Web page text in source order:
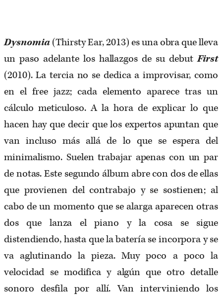
Dysnomia(Thirsty Ear, 2013) es una obra que lleva
un paso adelante los hallazgos de su debutFirst
(2010). La tercia no se dedica a improvisar, como
en el free jazz; cada elemento aparece tras un
cálculo meticuloso. A la hora de explicar lo que
hacen hay que decir que los expertos apuntan que
van incluso más allá de lo que se espera del
minimalismo. Suelen trabajar apenas con un par
de notas. Este segundo álbum abre con dos de ellas
que provienen del contrabajo y se sostienen; al
cabo de un momento que se alarga aparecen otras
dos que lanza el piano y la cosa se sigue
distendiendo, hasta que la batería se incorpora y se
va aglutinando la pieza. Muy poco a poco la
velocidad se modifica y algún que otro detalle
sonoro desfila por allí. Van interviniendo los